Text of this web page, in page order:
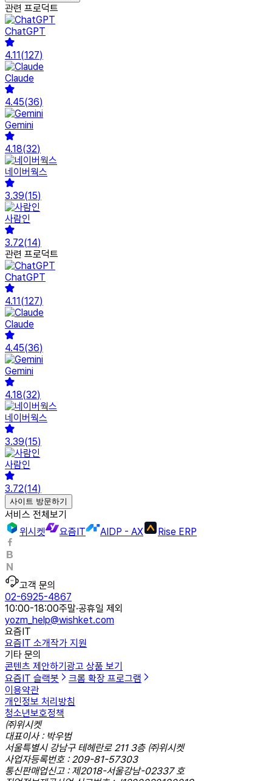
관련 프로덕트
ChatGPT
4.11(127)
Claude
4.45(36)
Gemini
4.18(32)
네이버웍스
3.39(15)
사람인
3.72(14)
관련 프로덕트
ChatGPT
4.11(127)
Claude
4.45(36)
Gemini
4.18(32)
네이버웍스
3.39(15)
사람인
3.72(14)
사이트 방문하기
서비스 전체보기
위시켓
요즘IT AIDP - AX Rise ERP
고객 문의
02-6925-4867
10:00-18:00주말·공휴일 제외
yozm_help@wishket.com
요즘IT
요즘IT 소개작가 지원
기타 문의
콘텐츠 제안하기광고 상품 보기
요즘IT 슬랙봇
크롬 확장 프로그램
이용약관
개인정보 처리방침
청소년보호정책
㈜위시켓
대표이사 : 박우범
서울특별시 강남구 테헤란로 211 3층 ㈜위시켓
사업자등록번호 : 209-81-57303
통신판매업신고 : 제2018-서울강남-02337 호